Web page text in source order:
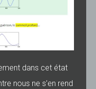
dans cet état
nous ne s’en rend